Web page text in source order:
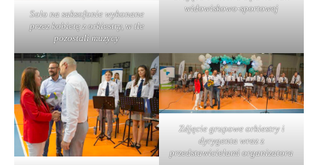
Solo na saksofonie wykonane
przez kobietę z orkiestry, w tle
pozostali muzycy
widowiskowo-sportowej
Zdjęcie grupowe orkiestry i
dyrygenta wraz z
przedstawicielami organizatora